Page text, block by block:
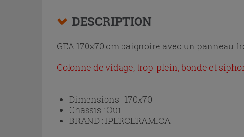
DESCRIPTION
GEA 170x70 cm baignoire avec un panneau
Colonne de vidage, trop-plein, bonde et
Dimensions : 170x70
Chassis : Oui
BRAND : IPERCERAMICA